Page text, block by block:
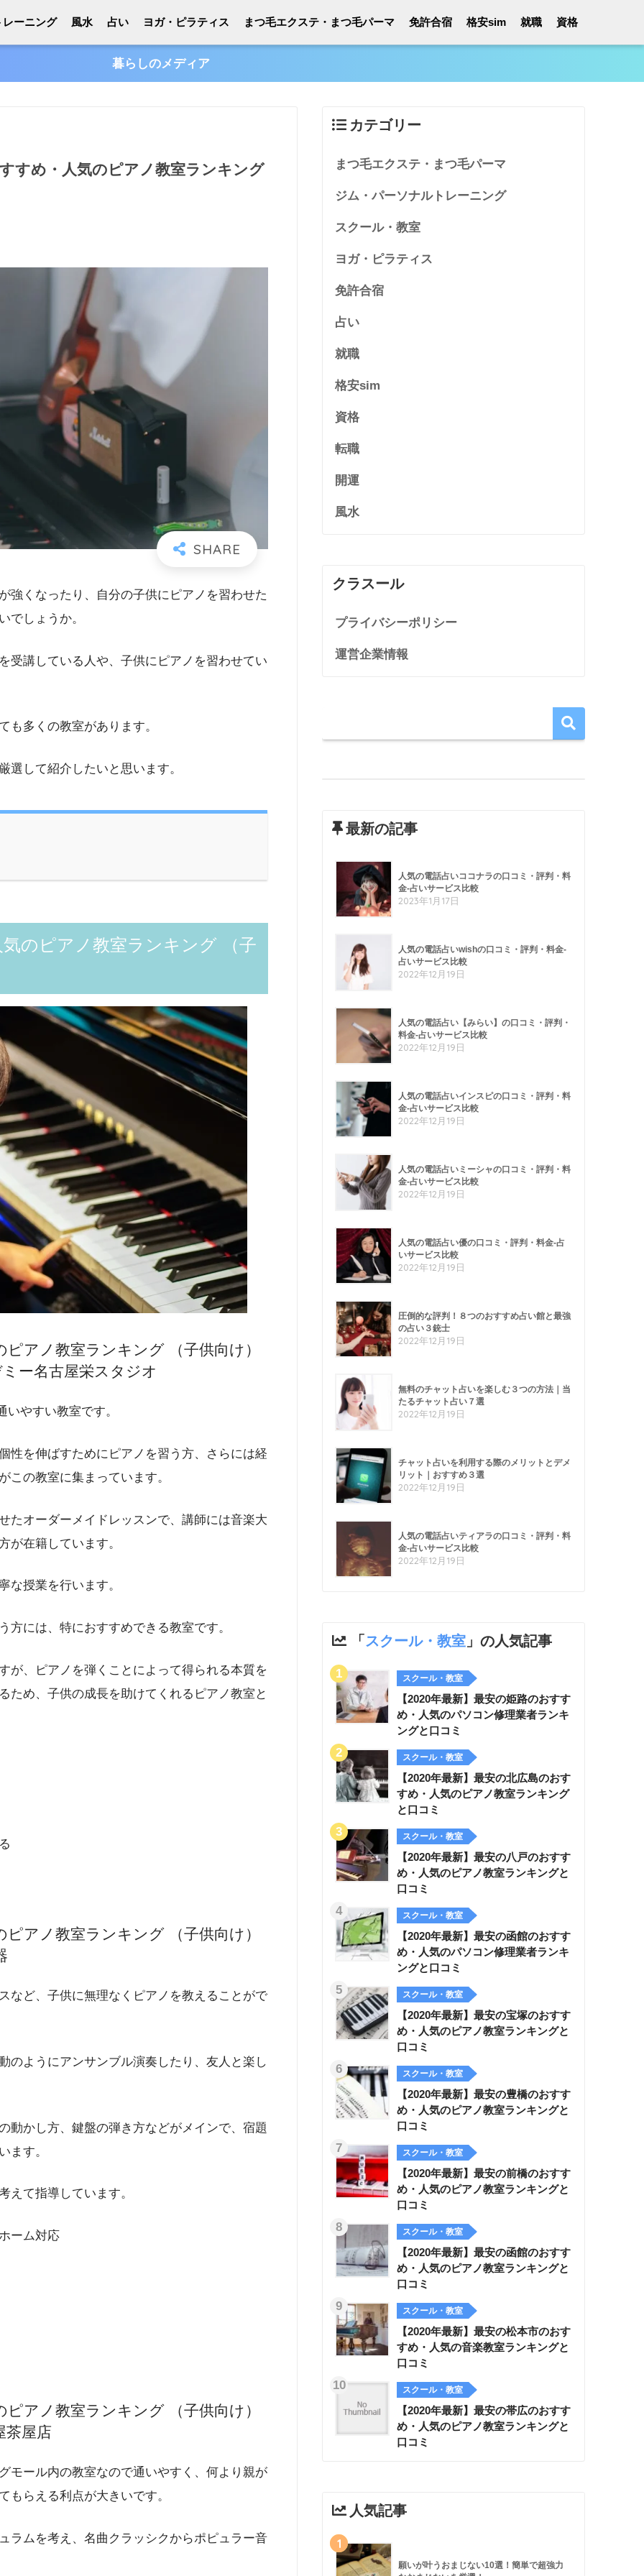
ーニング 風水 占い ヨガ・ピラティス まつ毛エクステ・まつ毛パーマ 免許合宿 格安sim 就職 資格
暮らしのメディア
すめ・人気のピアノ教室ランキング
強くなったり、自分の子供にピアノを習わせた
でしょうか。
受講している人や、子供にピアノを習わせてい
も多くの教室があります。
選して紹介したいと思います。
のピアノ教室ランキング （子
アノ教室ランキング （子供向け）
ー名古屋栄スタジオ
やすい教室です。
性を伸ばすためにピアノを習う方、さらには経
この教室に集まっています。
たオーダーメイドレッスンで、講師には音楽大
が在籍しています。
な授業を行います。
には、特におすすめできる教室です。
が、ピアノを弾くことによって得られる本質を
ため、子供の成長を助けてくれるピアノ教室と
アノ教室ランキング （子供向け）
など、子供に無理なくピアノを教えることがで
のようにアンサンブル演奏したり、友人と楽し
動かし方、鍵盤の弾き方などがメインで、宿題
ます。
えて指導しています。
ーム対応
アノ教室ランキング （子供向け）
屋店
モール内の教室なので通いやすく、何より親が
もらえる利点が大きいです。
ラムを考え、名曲クラッシクからポピュラー音
カテゴリー
まつ毛エクステ・まつ毛パーマ
ジム・パーソナルトレーニング
スクール・教室
ヨガ・ピラティス
免許合宿
占い
就職
格安sim
資格
転職
開運
風水
クラスール
プライバシーポリシー
運営企業情報
最新の記事
人気の電話占いココナラの口コミ・評判・料
金-占いサービス比較
2023年1月17日
人気の電話占いwishの口コミ・評判・料金-
占いサービス比較
2022年12月19日
人気の電話占い【みらい】の口コミ・評判・
料金-占いサービス比較
2022年12月19日
人気の電話占いインスピの口コミ・評判・料
金-占いサービス比較
2022年12月19日
人気の電話占いミーシャの口コミ・評判・料
金-占いサービス比較
2022年12月19日
人気の電話占い優の口コミ・評判・料金-占
いサービス比較
2022年12月19日
圧倒的な評判！８つのおすすめ占い館と最強
の占い３銃士
2022年12月19日
無料のチャット占いを楽しむ３つの方法｜当
たるチャット占い７選
2022年12月19日
チャット占いを利用する際のメリットとデメ
リット｜おすすめ３選
2022年12月19日
人気の電話占いティアラの口コミ・評判・料
金-占いサービス比較
2022年12月19日
「スクール・教室 」の人気記事
スクール・教室
【2020年最新】最安の姫路のおすす
め・人気のパソコン修理業者ランキ
ングと口コミ
スクール・教室
【2020年最新】最安の北広島のおす
すめ・人気のピアノ教室ランキング
と口コミ
スクール・教室
【2020年最新】最安の八戸のおすす
め・人気のピアノ教室ランキングと
口コミ
スクール・教室
【2020年最新】最安の函館のおすす
め・人気のパソコン修理業者ランキ
ングと口コミ
スクール・教室
【2020年最新】最安の宝塚のおすす
め・人気のピアノ教室ランキングと
口コミ
スクール・教室
【2020年最新】最安の豊橋のおすす
め・人気のピアノ教室ランキングと
口コミ
スクール・教室
【2020年最新】最安の前橋のおすす
め・人気のピアノ教室ランキングと
口コミ
スクール・教室
【2020年最新】最安の函館のおすす
め・人気のピアノ教室ランキングと
口コミ
スクール・教室
【2020年最新】最安の松本市のおす
すめ・人気の音楽教室ランキングと
口コミ
スクール・教室
【2020年最新】最安の帯広のおすす
め・人気のピアノ教室ランキングと
口コミ
人気記事
1
願いが叶うおまじない10選！簡単で超強力